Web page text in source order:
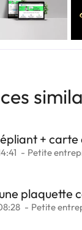
+
Petite
plaquette
Petite